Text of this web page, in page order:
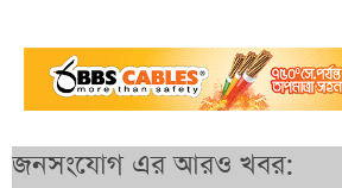
জনসংযোগ এর আরও খবর: